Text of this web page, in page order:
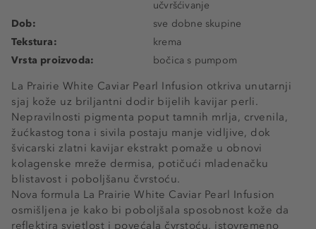
La Prairie White Caviar Pearl Infusion otkriva unutarnji
sjaj kože uz briljantni dodir bijelih kavijar perli.
Nepravilnosti pigmenta poput tamnih mrlja, crvenila,
žućkastog tona i sivila postaju manje vidljive, dok
švicarski zlatni kavijar ekstrakt pomaže u obnovi
kolagenske mreže dermisa, potičući mladenačku
blistavost i poboljšanu čvrstoću.
Nova formula La Prairie White Caviar Pearl Infusion
osmišljena je kako bi poboljšala sposobnost kože da
reflektira svjetlost i povećala čvrstoću, istovremeno
učvršćivanje
Dob:
sve dobne skupine
Tekstura:
krema
Vrsta proizvoda:
bočica s pumpom